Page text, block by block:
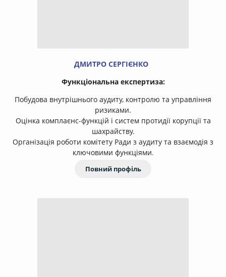
ДМИТРО СЕРГІЄНКО
Функціональна експертиза:
Побудова внутрішнього аудиту, контролю та управління
ризиками.
Оцінка комплаєнс-функцій і систем протидії корупції та
шахрайству.
Організація роботи комітету Ради з аудиту та взаємодія з
ключовими функціями.
Повний профіль